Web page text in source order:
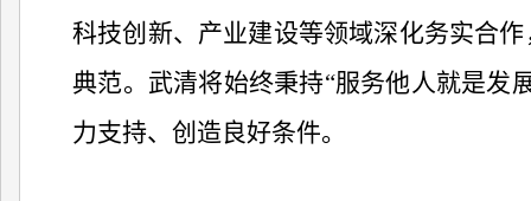
科技创新、产业建设等领域深化务实合
典范。武清将始终秉持“服务他人就是发
力支持、创造良好条件。